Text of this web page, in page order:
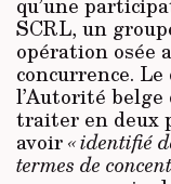
SCRL, un
opération osée
concurrence.
l’Autorité belge
traiter en deux
avoir« identifié
termes de